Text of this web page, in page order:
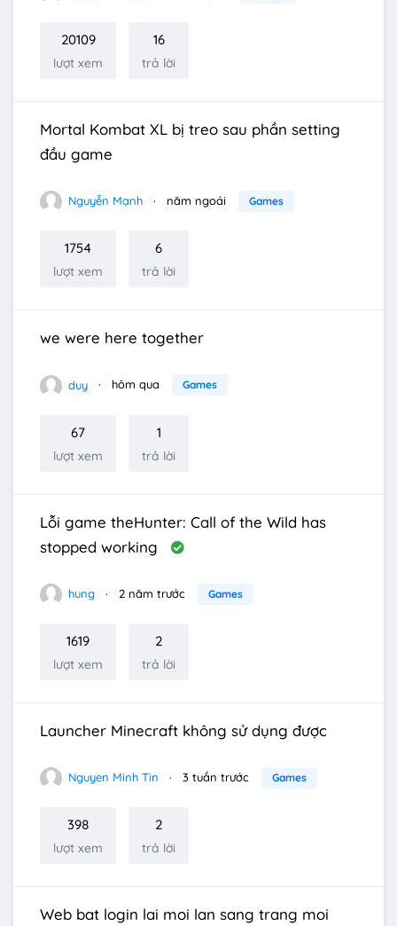
20109
lượt xem
16
trả lời
Mortal Kombat XL bị treo sau phần setting
đầu game
Nguyễn Mạnh năm ngoái Games
1754
lượt xem
6
trả lời
we were here together
duy hôm qua Games
67
lượt xem
1
trả lời
Lỗi game theHunter: Call of the Wild has
stopped working
hung 2 năm trước Games
1619
lượt xem
2
trả lời
Launcher Minecraft không sử dụng được
Nguyen Minh Tin 3 tuần trước Games
398
lượt xem
2
trả lời
Web bat login lai moi lan sang trang moi